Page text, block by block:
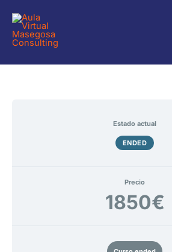
contenido
Estado actual
ENDED
Precio
1850€